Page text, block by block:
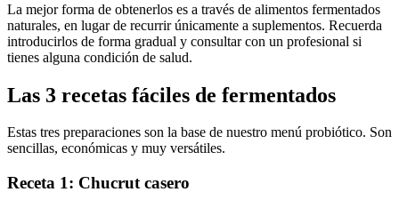
La mejor forma de obtenerlos es a través de alimentos fermentados
naturales, en lugar de recurrir únicamente a suplementos. Recuerda
introducirlos de forma gradual y consultar con un profesional si
tienes alguna condición de salud.
Las 3 recetas fáciles de fermentados
Estas tres preparaciones son la base de nuestro menú probiótico. Son
sencillas, económicas y muy versátiles.
Receta 1: Chucrut casero